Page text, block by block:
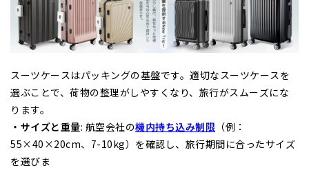
スーツケースはパッキングの基盤です。適切なスーツケースを
選ぶことで、荷物の整理がしやすくなり、旅行がスムーズにな
ります。
・サイズと重量: 航空会社の機内持ち込み制限 （例：
55×40×20cm、7-10kg）を確認し、旅行期間に合ったサイズ
を選びま